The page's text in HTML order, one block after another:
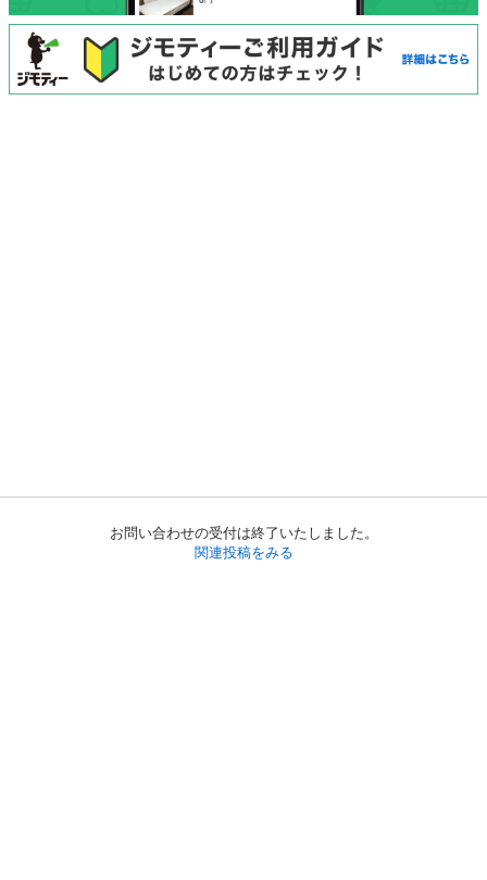
お問い合わせの受付は終了いたしました。
関連投稿をみる